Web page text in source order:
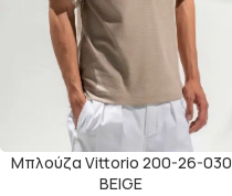
Μπλούζα Vittorio 200-26-030
BEIGE